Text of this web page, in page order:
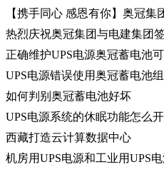
【携手同心 感恩有你】奥冠
热烈庆祝奥冠集团与电建集团
正确维护UPS电源奥冠蓄电池
UPS电源错误使用奥冠蓄电池
如何判别奥冠蓄电池好坏
UPS电源系统的休眠功能怎么
西藏打造云计算数据中心
机房用UPS电源和工业用UPS